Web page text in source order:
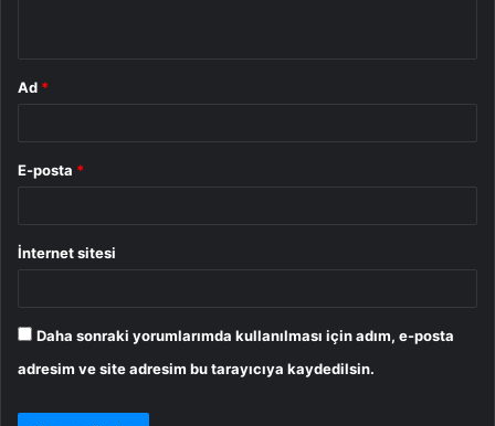
Ad *
E-posta *
İnternet sitesi
Daha sonraki yorumlarımda kullanılması için adım, e-posta
adresim ve site adresim bu tarayıcıya kaydedilsin.